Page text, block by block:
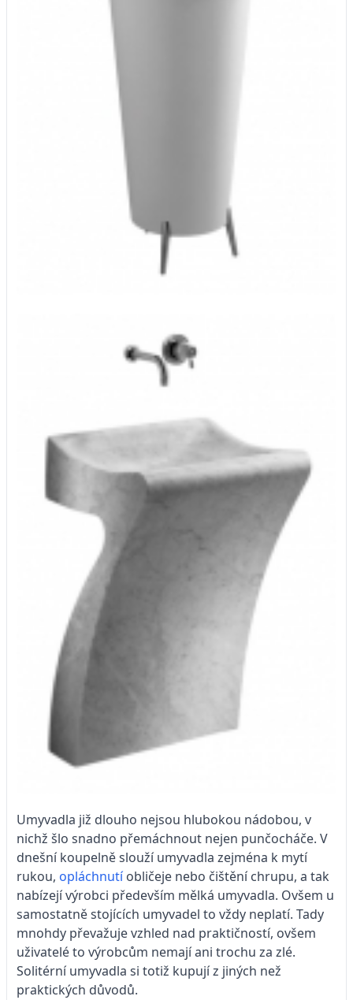
Umyvadla již dlouho nejsou hlubokou nádobou, v
nichž šlo snadno přemáchnout nejen punčocháče. V
dnešní koupelně slouží umyvadla zejména k mytí
rukou, opláchnutíobličeje nebo čištění chrupu, a tak
nabízejí výrobci především mělká umyvadla. Ovšem u
samostatně stojících umyvadel to vždy neplatí. Tady
mnohdy převažuje vzhled nad praktičností, ovšem
uživatelé to výrobcům nemají ani trochu za zlé.
Solitérní umyvadla si totiž kupují z jiných než
praktických důvodů.